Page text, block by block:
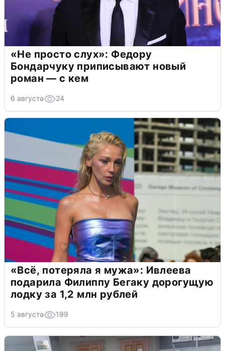
«Не просто слух»: Федору
Бондарчуку приписывают новый
роман — с кем
6 августа 24
«Всё, потеряла я мужа»: Ивлеева
подарила Филиппу Бегаку дорогущую
лодку за 1,2 млн рублей
5 августа 199